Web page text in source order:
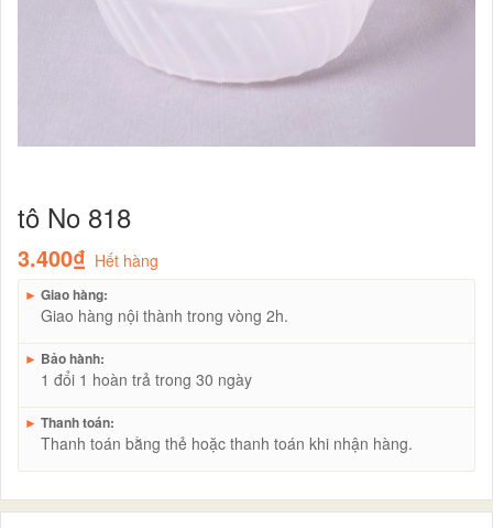
tô No 818
3.400₫ Hết hàng
► Giao hàng:
Giao hàng nội thành trong vòng 2h.
► Bảo hành:
1 đổi 1 hoàn trả trong 30 ngày
► Thanh toán:
Thanh toán bằng thẻ hoặc thanh toán khi nhận hàng.